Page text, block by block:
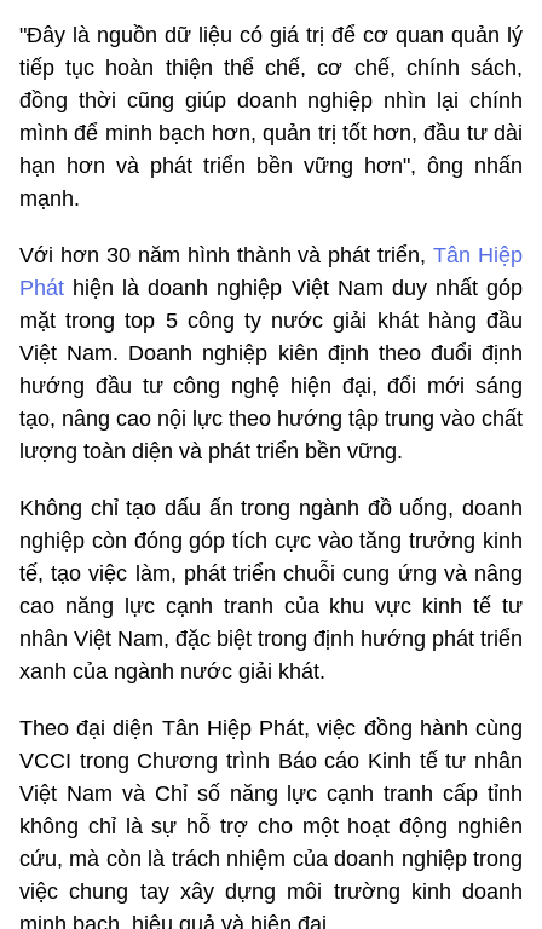
"Đây là nguồn dữ liệu có giá trị để cơ quan quản lý
tiếp tục hoàn thiện thể chế, cơ chế, chính sách,
đồng thời cũng giúp doanh nghiệp nhìn lại chính
mình để minh bạch hơn, quản trị tốt hơn, đầu tư dài
hạn hơn và phát triển bền vững hơn", ông nhấn
mạnh.
Với hơn 30 năm hình thành và phát triển,Tân Hiệp
Phát hiện là doanh nghiệp Việt Nam duy nhất góp
mặt trong top 5 công ty nước giải khát hàng đầu
Việt Nam. Doanh nghiệp kiên định theo đuổi định
hướng đầu tư công nghệ hiện đại, đổi mới sáng
tạo, nâng cao nội lực theo hướng tập trung vào chất
lượng toàn diện và phát triển bền vững.
Không chỉ tạo dấu ấn trong ngành đồ uống, doanh
nghiệp còn đóng góp tích cực vào tăng trưởng kinh
tế, tạo việc làm, phát triển chuỗi cung ứng và nâng
cao năng lực cạnh tranh của khu vực kinh tế tư
nhân Việt Nam, đặc biệt trong định hướng phát triển
xanh của ngành nước giải khát.
Theo đại diện Tân Hiệp Phát, việc đồng hành cùng
VCCI trong Chương trình Báo cáo Kinh tế tư nhân
Việt Nam và Chỉ số năng lực cạnh tranh cấp tỉnh
không chỉ là sự hỗ trợ cho một hoạt động nghiên
cứu, mà còn là trách nhiệm của doanh nghiệp trong
việc chung tay xây dựng môi trường kinh doanh
minh bạch, hiệu quả và hiện đại.